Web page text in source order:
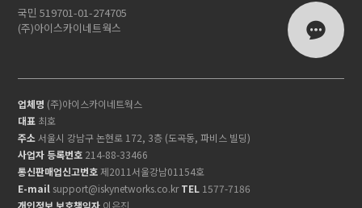
국민 519701-01-274705
(주)아이스카이네트웍스
업체명 (주)아이스카이네트웍스
대표 최호
주소서울시 강남구 논현로 172, 3층 (도곡동, 파비스 빌딩)
사업자 등록번호 214-88-33466
통신판매업신고번호 제2011서울강남01154호
E-mail support@iskynetworks.co.krTEL 1577-7186
개인정보 보호책임자 이은진